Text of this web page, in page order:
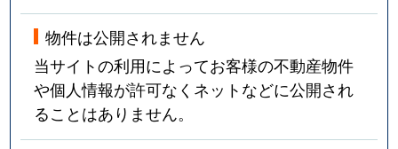
物件は公開されません
当サイトの利用によってお客様の不動産物件
や個人情報が許可なくネットなどに公開され
ることはありません。